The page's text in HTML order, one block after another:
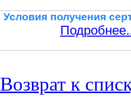
Условия получения
Возврат к